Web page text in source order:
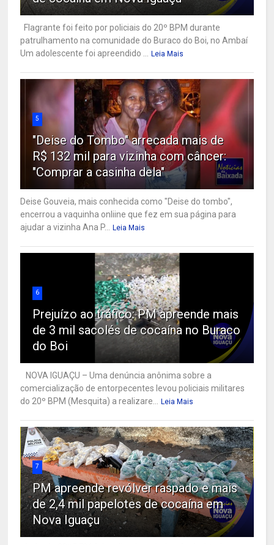
Flagrante foi feito por policiais do 20º BPM durante
patrulhamento na comunidade do Buraco do Boi, no Ambaí
Um adolescente foi apreendido ... Leia Mais
5
"Deise do Tombo" arrecada mais de
R$ 132 mil para vizinha com câncer:
"Comprar a casinha dela"
Deise Gouveia, mais conhecida como "Deise do tombo",
encerrou a vaquinha onliine que fez em sua página para
ajudar a vizinha Ana P... Leia Mais
6
Prejuízo ao tráfico: PM apreende mais
de 3 mil sacolés de cocaína no Buraco
do Boi
NOVA IGUAÇU – Uma denúncia anônima sobre a
comercialização de entorpecentes levou policiais militares
do 20º BPM (Mesquita) a realizare... Leia Mais
7
PM apreende revólver raspado e mais
de 2,4 mil papelotes de cocaína em
Nova Iguaçu